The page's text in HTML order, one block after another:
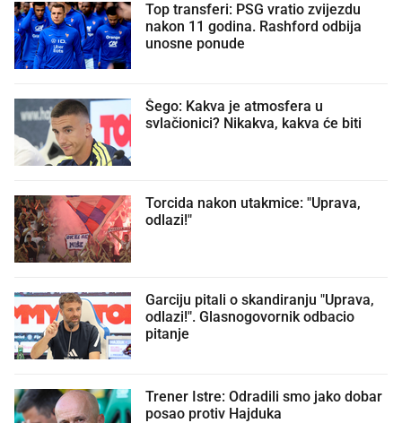
Top transferi: PSG vratio zvijezdu
nakon 11 godina. Rashford odbija
unosne ponude
Šego: Kakva je atmosfera u
svlačionici? Nikakva, kakva će biti
Torcida nakon utakmice: "Uprava,
odlazi!"
Garciju pitali o skandiranju "Uprava,
odlazi!". Glasnogovornik odbacio
pitanje
Trener Istre: Odradili smo jako dobar
posao protiv Hajduka